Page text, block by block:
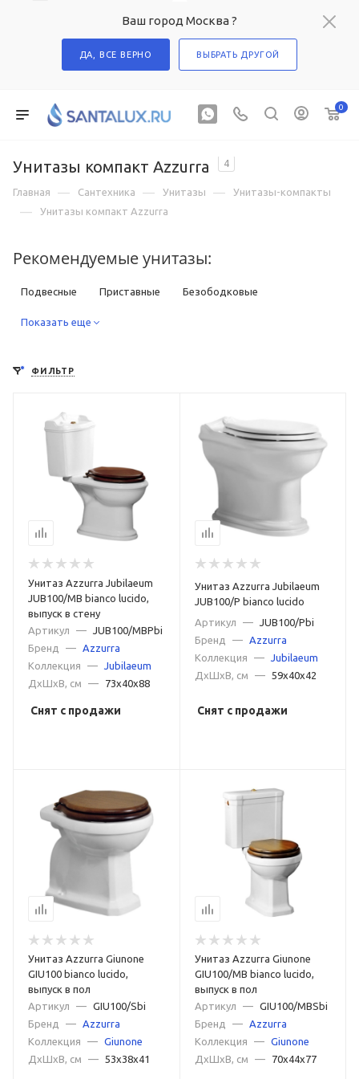
Ваш город Москва ?
ДА, ВСЕ ВЕРНО ВЫБРАТЬ ДРУГОЙ
0
Унитазы компакт Azzurra 4
Главная — Сантехника — Унитазы — Унитазы-компакты
— Унитазы компакт Azzurra
Рекомендуемые унитазы:
Подвесные Приставные Безободковые
Компакты С функцией биде
Высокие
Дорогие С универсальным выпуском
С вертикальным выпуском
С горизонтальным выпуском С косым выпуском
Керамические Фаянсовые Фарфоровые
Из нержавеющей стали Для дачи
Для пожилых людей Для инвалидов Для детей
Дизайнерские Классические Ретро
Цветные Синие
Розовые Серые Зеленые
Черные матовые
С боковым подводом воды
С антигрязевым покрытием С двойным сливом
Без бачка
Электронные Электронные с функцией биде
Напольные с бачком Высотой 50 см
С косым выпуском и антивсплеском
Ретро с высоким бачком Немецкие Итальянские
Российские Турецкие Японские
Показать еще
ФИЛЬТР
Унитаз Azzurra Jubilaeum
JUB100/MB bianco lucido,
выпуск в стену
Артикул
—
JUB100/MBPbi
Бренд
—
Azzurra
Коллекция
—
Jubilaeum
ДxШxВ, см
— 73x40x88
Снят с продажи
Унитаз Azzurra Jubilaeum
JUB100/P bianco lucido
Артикул
—
JUB100/Pbi
Бренд
—
Azzurra
Коллекция
—
Jubilaeum
ДxШxВ, см
— 59x40x42
Снят с продажи
Унитаз Azzurra Giunone
GIU100 bianco lucido,
выпуск в пол
Артикул
— GIU100/Sbi
Бренд
— Azzurra
Коллекция
— Giunone
ДxШxВ, см
— 53x38x41
Унитаз Azzurra Giunone
GIU100/MB bianco lucido,
выпуск в пол
Артикул
—
GIU100/MBSbi
Бренд
—
Azzurra
Коллекция
—
Giunone
ДxШxВ, см
— 70x44x77